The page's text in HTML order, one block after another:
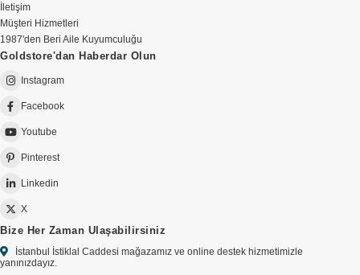
İletişim
Müşteri Hizmetleri
1987'den Beri Aile Kuyumculuğu
Goldstore'dan Haberdar Olun
Instagram
Facebook
Youtube
Pinterest
Linkedin
X
Bize Her Zaman Ulaşabilirsiniz
İstanbul İstiklal Caddesi mağazamız ve online destek hizmetimizle
yanınızdayız.